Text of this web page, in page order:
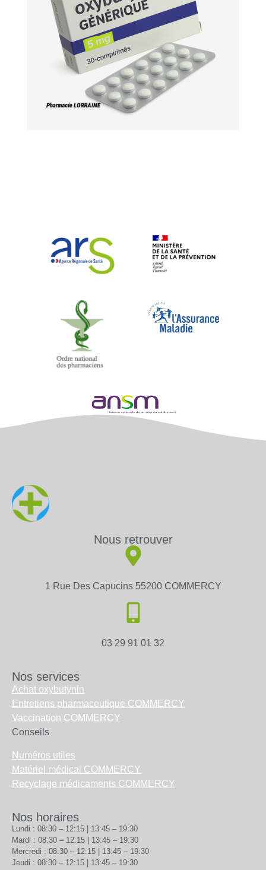
Nous retrouver
1 Rue Des Capucins 55200 COMMERCY
03 29 91 01 32
Nos services
Achat oxybutynin
Entretiens pharmaceutique COMMERCY
Vaccination COMMERCY
Conseils
Numéros utiles
Matériel médical COMMERCY
Recyclage médicaments COMMERCY
Nos horaires
Lundi : 08:30 – 12:15 | 13:45 – 19:30
Mardi : 08:30 – 12:15 | 13:45 – 19:30
Mercredi : 08:30 – 12:15 | 13:45 – 19:30
Jeudi : 08:30 – 12:15 | 13:45 – 19:30